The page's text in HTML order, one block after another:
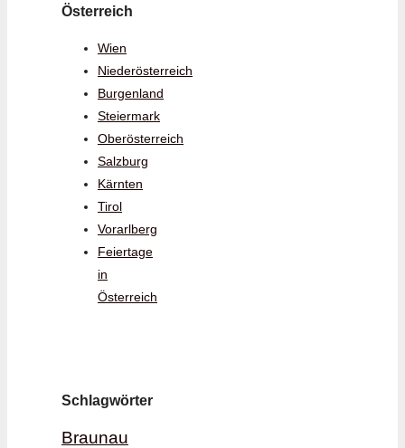
Österreich
Wien
Niederösterreich
Burgenland
Steiermark
Oberösterreich
Salzburg
Kärnten
Tirol
Vorarlberg
Feiertage
in
Österreich
Schlagwörter
Braunau